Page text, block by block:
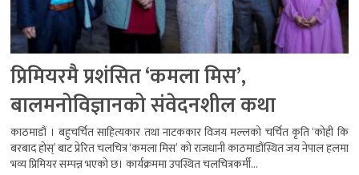
प्रिमियरमै प्रशंसित ‘कमला मिस’,
बालमनोविज्ञानको संवेदनशील कथा
काठमाडौं । बहुचर्चित साहित्यकार तथा नाटककार विजय मल्लको चर्चित कृति ‘कोही कि
बरबाद होस्’ बाट प्रेरित चलचित्र ‘कमला मिस’ को राजधानी काठमाडौंस्थित जय नेपाल हलमा
भव्य प्रिमियर सम्पन्न भएको छ। कार्यक्रममा उपस्थित चलचित्रकर्मी...